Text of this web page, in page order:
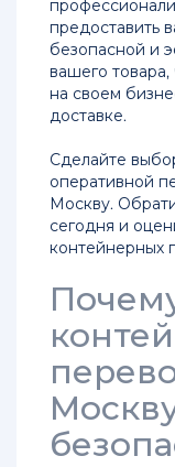
Казань
Доставка
грузов
из
Китая
в
Владивосток
Доставка
сборных
из
Китая
в
Россию
из
Китая
предоставить
безопасной и
вашего
на своем
доставке.
Сделайте
оперативной
Москву.
сегодня и
контейнерных